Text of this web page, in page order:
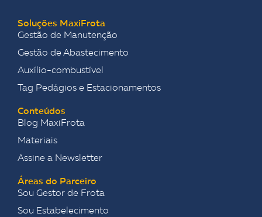
Soluções MaxiFrota
Gestão de Manutenção
Gestão de Abastecimento
Auxílio-combustível
Tag Pedágios e Estacionamentos
Conteúdos
Blog MaxiFrota
Materiais
Assine a Newsletter
Áreas do Parceiro
Sou Gestor de Frota
Sou Estabelecimento